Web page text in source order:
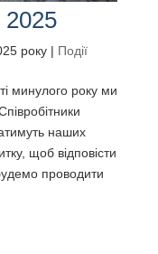
2025
року| Події
минулого року ми
наших
щоб відповісти
проводити